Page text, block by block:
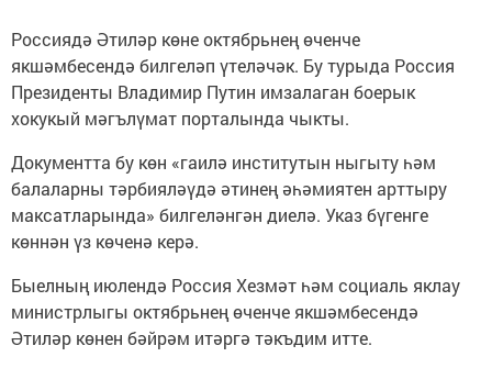
Россиядә Әтиләр көне октябрьнең өченче
якшәмбесендә билгеләп үтеләчәк. Бу турыда Россия
Президенты Владимир Путин имзалаган боерык
хокукый мәгълүмат порталында чыкты.
Документта бу көн «гаилә институтын ныгыту һәм
балаларны тәрбияләүдә әтинең әһәмиятен арттыру
максатларында» билгеләнгән диелә. Указ бүгенге
көннән үз көченә керә.
Быелның июлендә Россия Хезмәт һәм социаль яклау
министрлыгы октябрьнең өченче якшәмбесендә
Әтиләр көнен бәйрәм итәргә тәкъдим итте.